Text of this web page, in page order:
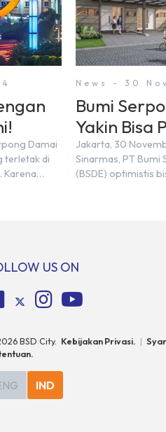
Damai
terletak di
Karena
News - 30
Bumi
Yakin Bisa
Marketing
2023
Jakarta, 30
Sinarmas, PT Bumi
(BSDE) optimistis
DTP, BSDE
US ON
BSD City. Kebijakan Privasi. |
IND